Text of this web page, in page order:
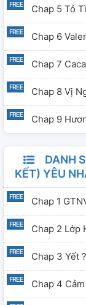
Chap 5 Tỏ
Chap 6
Chap 7
Chap 8 Vị
Chap 9
DANH
KẾT) YÊU
Chap 1
Chap 2 Lớp
Chap 3 Yết ?
Chap 4